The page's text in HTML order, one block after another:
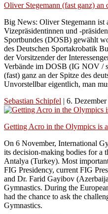
Oliver Stegemann (fast ganz) an
Big News: Oliver Stegemann ist
Vizepräsidentinnen und -
Sportbundes (DOSB) gewählt
des Deutschen Sportakrobatik
der Vorsitzender der
Verbände im DOSB (IG NOV /
(fast) ganz an der Spitze des
Unvorstellbar eigentlich, man
Sebastian Schipfel | 6. Dezember
Getting Acro in the Olympics is
On 6 November, International
its decision-making bodies for a
Antalya (Turkey). Most
FIG Presidency, current FIG
and Dr. Farid Gayibov
Gymnastics. During the
had the chance to ask the
Gymnastics.